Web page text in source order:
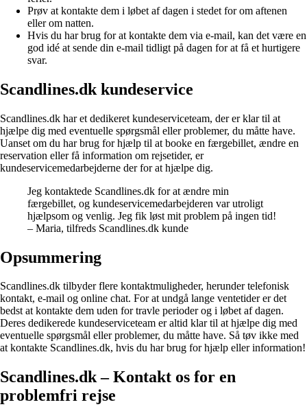
Prøv at kontakte dem i løbet af dagen i stedet for om aftenen
eller om natten.
Hvis du har brug for at kontakte dem via e-mail, kan det være en
god idé at sende din e-mail tidligt på dagen for at få et hurtigere
svar.
Scandlines.dk kundeservice
Scandlines.dk har et dedikeret kundeserviceteam, der er klar til at
hjælpe dig med eventuelle spørgsmål eller problemer, du måtte have.
Uanset om du har brug for hjælp til at booke en færgebillet, ændre en
reservation eller få information om rejsetider, er
kundeservicemedarbejderne der for at hjælpe dig.
Jeg kontaktede Scandlines.dk for at ændre min
færgebillet, og kundeservicemedarbejderen var utroligt
hjælpsom og venlig. Jeg fik løst mit problem på ingen tid!
– Maria, tilfreds Scandlines.dk kunde
Opsummering
Scandlines.dk tilbyder flere kontaktmuligheder, herunder telefonisk
kontakt, e-mail og online chat. For at undgå lange ventetider er det
bedst at kontakte dem uden for travle perioder og i løbet af dagen.
Deres dedikerede kundeserviceteam er altid klar til at hjælpe dig med
eventuelle spørgsmål eller problemer, du måtte have. Så tøv ikke med
at kontakte Scandlines.dk, hvis du har brug for hjælp eller information!
Scandlines.dk – Kontakt os for en
problemfri rejse